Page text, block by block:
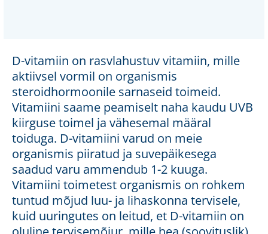
D-vitamiin on rasvlahustuv vitamiin, mille
aktiivsel vormil on organismis
steroidhormoonile sarnaseid toimeid.
Vitamiini saame peamiselt naha kaudu UVB
kiirguse toimel ja vähesemal määral
toiduga. D-vitamiini varud on meie
organismis piiratud ja suvepäikesega
saadud varu ammendub 1-2 kuuga.
Vitamiini toimetest organismis on rohkem
tuntud mõjud luu- ja lihaskonna tervisele,
kuid uuringutes on leitud, et D-vitamiin on